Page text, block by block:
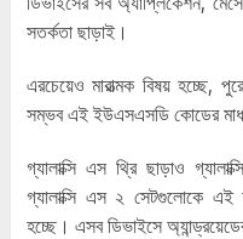
সতর্কতা ছাড়াই।
এরচেয়েও মারাত্মক বিষয় হচ্ছে,
সম্ভব এই ইউএসএসডি কোডের
গ্যালাক্সি এস থ্রি ছাড়াও
গ্যালাক্সি এস ২ সেটগুলোকে এই
হচ্ছে। এসব ডিভাইসে